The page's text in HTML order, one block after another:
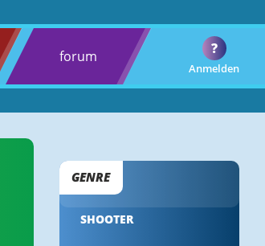
forum
Anmelden
?
GENRE
SHOOTER